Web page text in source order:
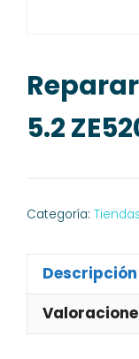
5.2
Categoría:
Descripción